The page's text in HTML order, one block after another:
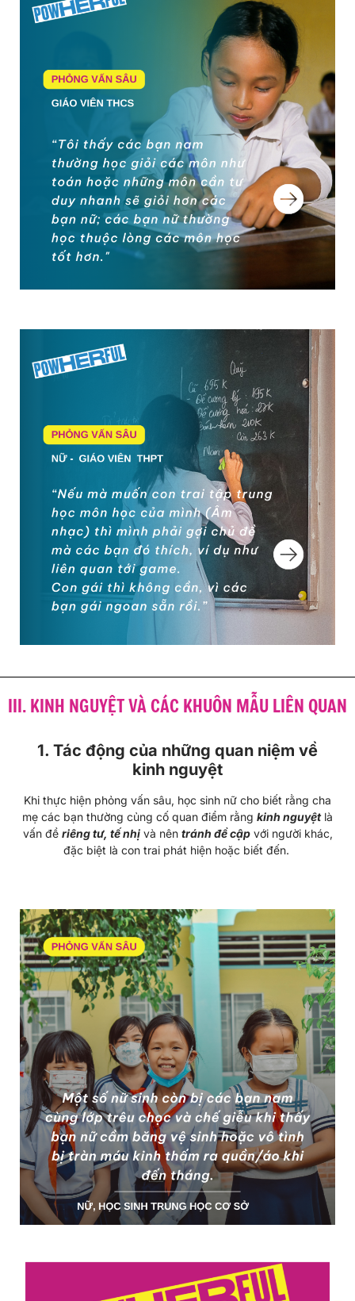
III. KINH NGUYỆT VÀ CÁC KHUÔN MẪU LIÊN QUAN
1. Tác động của những quan niệm về
kinh nguyệt
Khi thực hiện phỏng vấn sâu, học sinh nữ cho biết rằng cha
mẹ các bạn thường củng cố quan điểm rằng kinh nguyệtlà
vấn đề riêng tư, tế nhịvà nên tránh đề cậpvới người khác,
đặc biệt là con trai phát hiện hoặc biết đến.